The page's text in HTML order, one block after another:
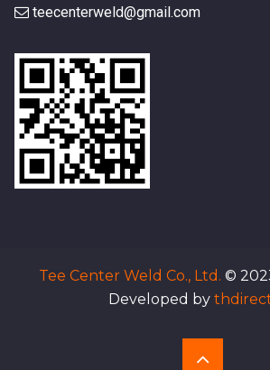
teecenterweld@gmail.com
Tee Center Weld Co., Ltd. ©
Developed by